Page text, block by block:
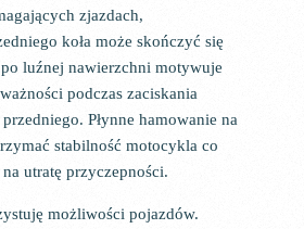
zjazdach,
koła może skończyć się
luźnej nawierzchni motywuje
podczas zaciskania
Płynne hamowanie na
stabilność motocykla co
utratę przyczepności.
możliwości pojazdów.